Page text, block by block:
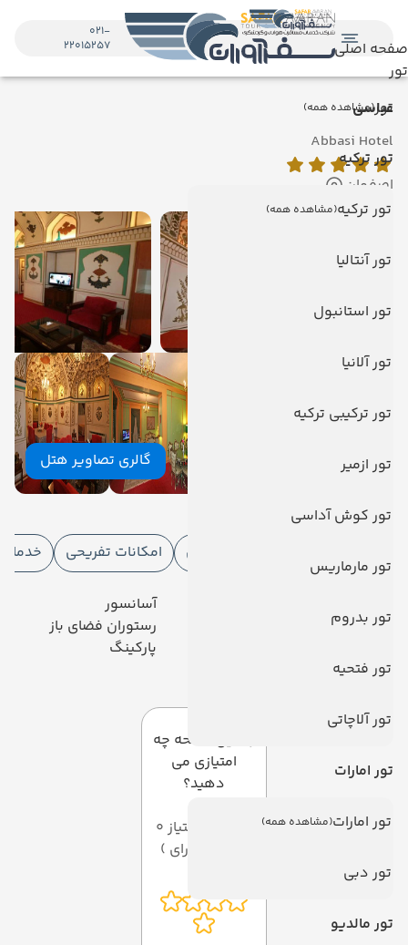
صفحه اصلی
تور
تور(مشاهده همه)
تور ترکیه
تور ترکیه(مشاهده همه)
تور آنتالیا
تور استانبول
تور آلانیا
تور ترکیبی ترکیه
تور ازمیر
تور کوش آداسی
تور مارماریس
تور بدروم
تور فتحیه
تور آلاچاتی
تور امارات
تور امارات(مشاهده همه)
تور دبی
تور مالدیو
021-
22015257
عباسی
Abbasi Hotel
اصفهان
گالری تصاویر هتل
امکانات هتل
امکانات ورزشی امکانات تفریحی خدمات
فروشگاه
آسانسور
رستوران فضای باز
پارکینگ
دیدگاه کاربران
به این صفحه چه
امتیازی می
دهید؟
میانگین امتیاز 0